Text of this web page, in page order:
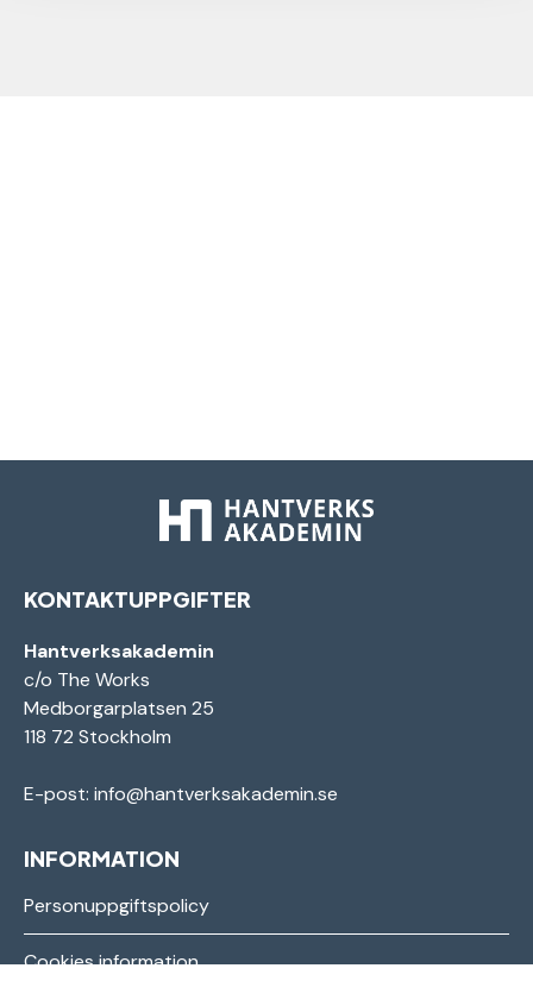
KONTAKTUPPGIFTER
Hantverksakademin
c/o The Works
Medborgarplatsen 25
118 72 Stockholm
E-post: info@hantverksakademin.se
INFORMATION
Personuppgiftspolicy
Cookies information